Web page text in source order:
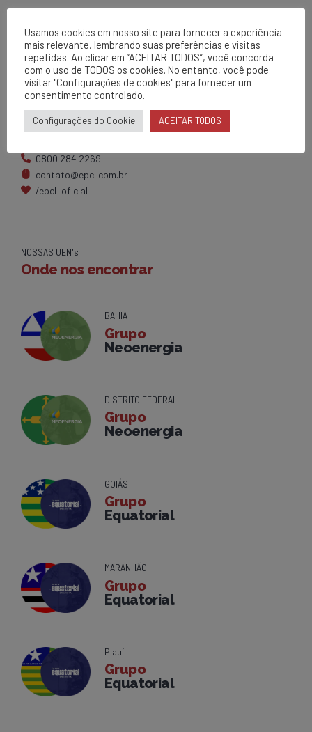
EPCL
Matriz
Av. Centenário, 1420
0800 284 2269
contato@epcl.com.br
/epcl_oficial
NOSSAS UEN's
Onde nos encontrar
BAHIA
Grupo
Neoenergia
DISTRITO FEDERAL
Grupo
Neoenergia
GOIÁS
Grupo
Equatorial
MARANHÃO
Grupo
Equatorial
Piauí
Grupo
Equatorial
Usamos cookies em nosso site para fornecer a experiência
mais relevante, lembrando suas preferências e visitas
repetidas. Ao clicar em “ACEITAR TODOS”, você concorda
com o uso de TODOS os cookies. No entanto, você pode
visitar "Configurações de cookies" para fornecer um
consentimento controlado.
Configurações do Cookie ACEITAR TODOS